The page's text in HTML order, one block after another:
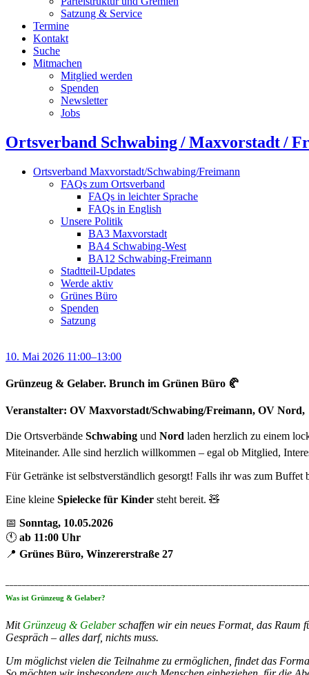
Satzung & Service
Termine
Kontakt
Suche
Mitmachen
Mitglied werden
Spenden
Newsletter
Jobs
Ortsverband Schwabing / Maxvorstadt ⁠/
Ortsverband Maxvorstadt/Schwabing/Freimann
FAQs zum Ortsverband
FAQs in leichter Sprache
FAQs in English
Unsere Politik
BA3 Maxvorstadt
BA4 Schwabing-West
BA12 Schwabing-Freimann
Stadtteil-Updates
Werde aktiv
Grünes Büro
Spenden
Satzung
10. Mai 2026 11:00–13:00
Grünzeug & Gelaber. Brunch im Grünen Büro 🥐
Veranstalter: OV Maxvorstadt/Schwabing/Freimann, OV Nord,
Die Ortsverbände Schwabing und Nord laden herzlich zu einem
Miteinander. Alle sind herzlich willkommen – egal ob Mitglied,
Für Getränke ist selbstverständlich gesorgt! Falls ihr was zum Buffet
Eine kleine Spielecke für Kinder steht bereit. 🧸
📅 Sonntag, 10.05.2026
🕚 ab 11:00 Uhr
📍 Grünes Büro, Winzererstraße 27
Was ist Grünzeug & Gelaber?
Mit Grünzeug & Gelaberschaffen wir ein neues Format, das Raum
Gespräch – alles darf, nichts muss.
Um möglichst vielen die Teilnahme zu ermöglichen, findet das